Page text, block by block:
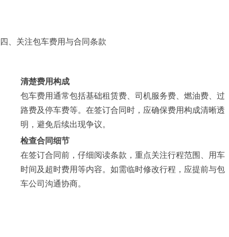
四、关注包车费用与合同条款
清楚费用构成
包车费用通常包括基础租赁费、司机服务费、燃油费、过
路费及停车费等。在签订合同时，应确保费用构成清晰透
明，避免后续出现争议。
检查合同细节
在签订合同前，仔细阅读条款，重点关注行程范围、用车
时间及超时费用等内容。如需临时修改行程，应提前与包
车公司沟通协商。